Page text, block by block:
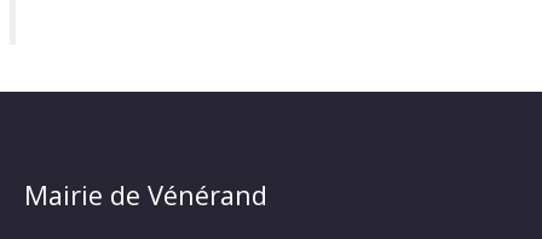
Mairie de Vénérand